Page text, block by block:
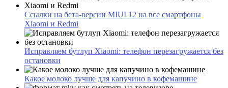
Ссылки на бета-версии MIUI 12 на все смартфоны
Xiaomi и Redmi
Исправляем бутлуп Xiaomi: телефон перезагружается без
остановки
Какое молоко лучше для капучино в кофемашине